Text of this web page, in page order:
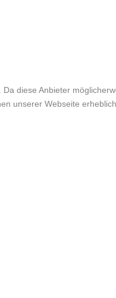
diese Anbieter
unserer Webseite